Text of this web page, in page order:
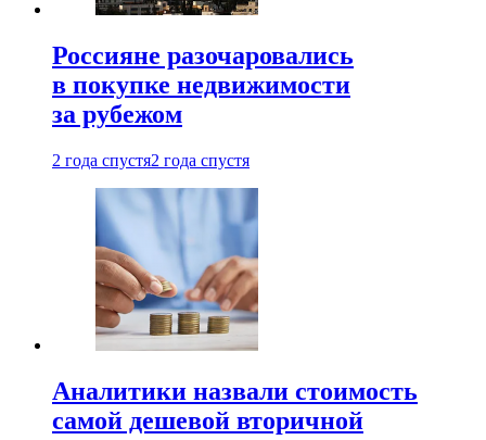
Россияне разочаровались
в покупке недвижимости
за рубежом
2 года спустя2 года спустя
Аналитики назвали стоимость
самой дешевой вторичной